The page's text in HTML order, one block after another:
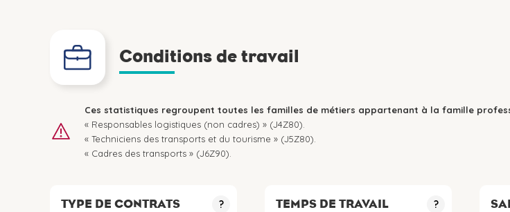
Conditions de travail
Ces statistiques regroupent toutes les familles de métiers appartenant à la famille
« Responsables logistiques (non cadres) » (J4Z80).
« Techniciens des transports et du tourisme » (J5Z80).
« Cadres des transports » (J6Z90).
TYPE DE CONTRATS ? TEMPS DE TRAVAIL ?